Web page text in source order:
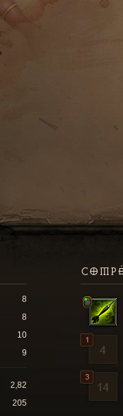
8
8
10
9
2,82
205